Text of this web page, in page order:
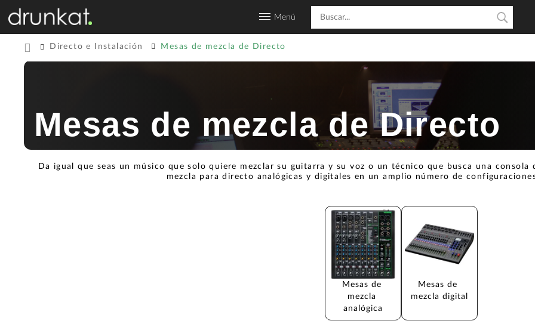
Menú
Directo e Instalación Mesas de mezcla de Directo
Mesas de mezcla de Directo
Da igual que seas un músico que solo quiere mezclar su guitarra y su voz o un técnico que busca una
mezcla para directo analógicas y digitales en un amplio número de
Mesas de
mezcla
analógica
Mesas de
mezcla digital